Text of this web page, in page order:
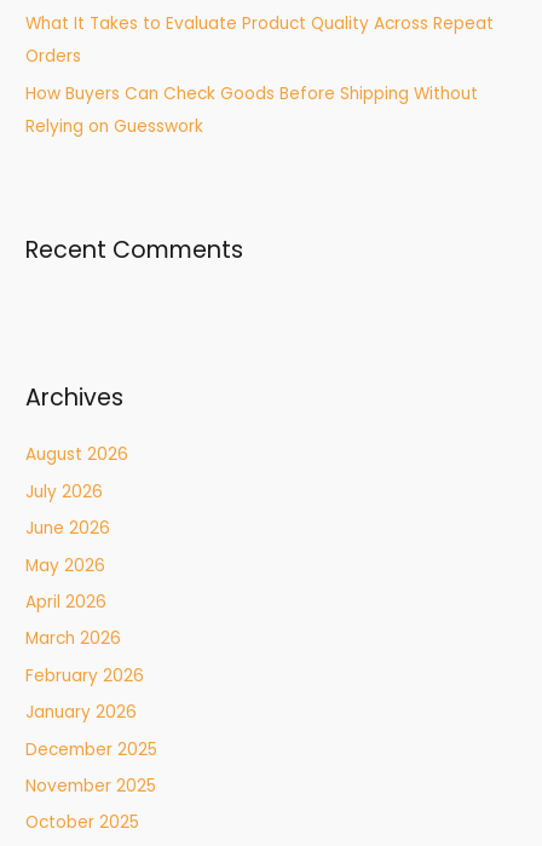
What It Takes to Evaluate Product Quality Across Repeat
Orders
How Buyers Can Check Goods Before Shipping Without
Relying on Guesswork
Recent Comments
Archives
August 2026
July 2026
June 2026
May 2026
April 2026
March 2026
February 2026
January 2026
December 2025
November 2025
October 2025